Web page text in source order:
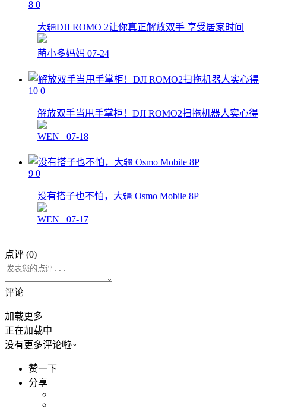
8 0
大疆DJI ROMO 2让你真正解放双手 享受居家时间
萌小多妈妈 07-24
10 0
解放双手当甩手掌柜！DJI ROMO2扫拖机器人实心得
WEN_ 07-18
9 0
没有搭子也不怕，大疆 Osmo Mobile 8P
WEN_ 07-17
点评 (0)
评论
加载更多
正在加载中
没有更多评论啦~
赞一下
分享